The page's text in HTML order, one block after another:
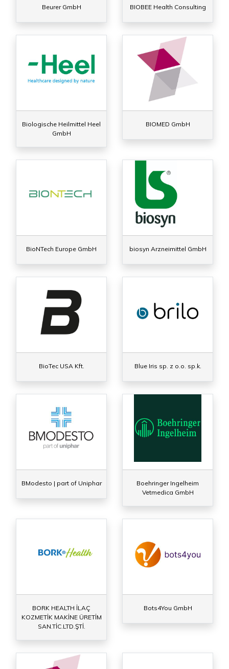
Beurer GmbH BIOBEE Health Consulting
Biologische Heilmittel Heel
GmbH
BIOMED GmbH
BioNTech Europe GmbH biosyn Arzneimittel GmbH
BioTec USA Kft. Blue Iris sp. z o.o. sp.k.
BModesto | part of Uniphar
Boehringer Ingelheim
Vetmedica GmbH
BORK HEALTH İLAÇ
KOZMETİK MAKİNE ÜRETİM
SAN.TİC.LTD.ŞTİ.
Bots4You GmbH